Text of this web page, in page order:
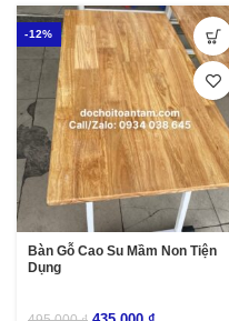
-12%
Bàn Gỗ Cao Su Mầm Non Tiện
Dụng